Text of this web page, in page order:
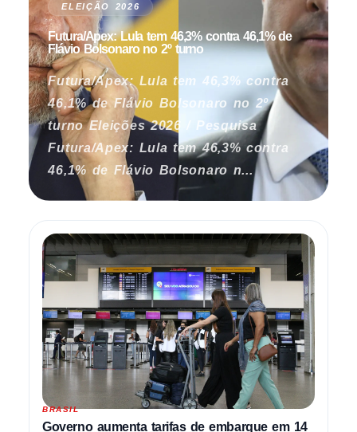
ELEIÇÃO 2026
Futura/Apex: Lula tem 46,3% contra 46,1% de
Flávio Bolsonaro no 2º turno
Futura/Apex: Lula tem 46,3% contra
46,1% de Flávio Bolsonaro no 2º
turno Eleições 2026 / Pesquisa
Futura/Apex: Lula tem 46,3% contra
46,1% de Flávio Bolsonaro n...
BRASIL
Governo aumenta tarifas de embarque em 14